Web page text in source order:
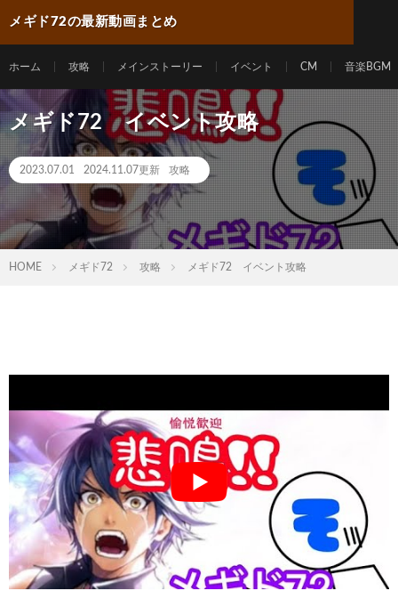
メギド72の最新動画まとめ
ホーム 攻略 メインストーリー イベント CM 音楽BGM
メギド72 イベント攻略
2023.07.01 2024.11.07更新 攻略
HOME メギド72 攻略 メギド72 イベント攻略